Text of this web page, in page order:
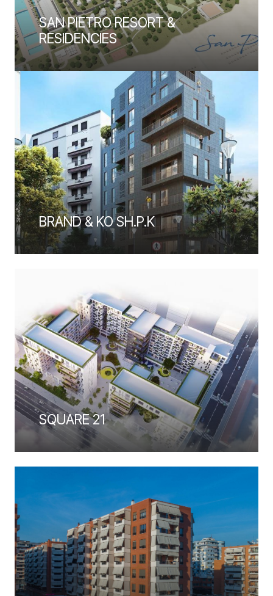
SAN PIETRO RESORT &
RESIDENCIES
BRAND & KO SH.P.K
SQUARE 21